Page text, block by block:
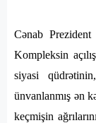
Cənab
Kompleksin
siyasi
ünvanlanmış ən
keçmişin